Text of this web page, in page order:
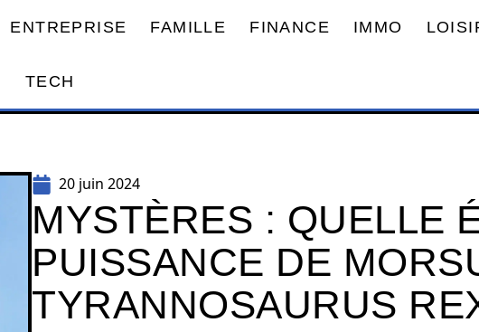
ENTREPRISE FAMILLE FINANCE IMMO
TECH
20 juin 2024
MYSTÈRES : QUELLE
PUISSANCE DE
TYRANNOSAURUS